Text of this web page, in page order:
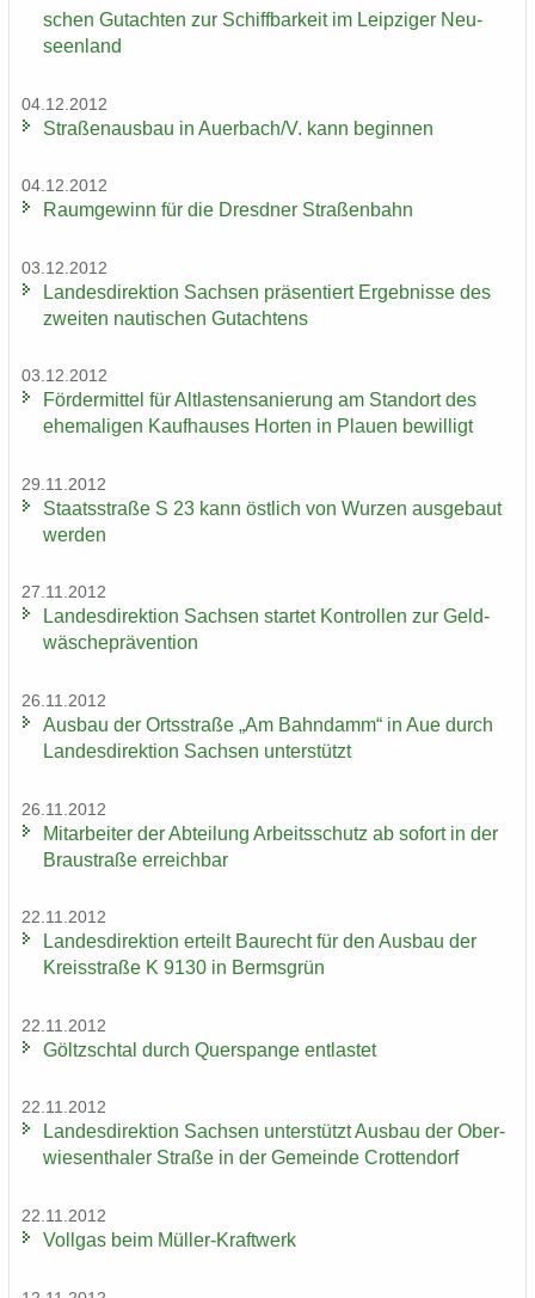
schen Gut­ach­ten zur Schiff­bar­keit im Leip­zi­ger Neu­
seen­land
04.12.2012
Stra­ßen­aus­bau in Au­er­bach/V. kann be­gin­nen
04.12.2012
Raum­ge­winn für die Dresd­ner Stra­ßen­bahn
03.12.2012
Lan­des­di­rek­ti­on Sach­sen prä­sen­tiert Er­geb­nis­se des
zwei­ten nau­ti­schen Gut­ach­tens
03.12.2012
För­der­mit­tel für Alt­las­ten­sa­nie­rung am Stand­ort des
ehe­ma­li­gen Kauf­hau­ses Hor­ten in Plau­en be­wil­ligt
29.11.2012
Staats­stra­ße S 23 kann öst­lich von Wur­zen aus­ge­baut
wer­den
27.11.2012
Lan­des­di­rek­ti­on Sach­sen star­tet Kon­trol­len zur Geld­
wä­sche­prä­ven­ti­on
26.11.2012
Aus­bau der Orts­stra­ße „Am Bahn­damm“ in Aue durch
Lan­des­di­rek­ti­on Sach­sen un­ter­stützt
26.11.2012
Mit­ar­bei­ter der Ab­tei­lung Ar­beits­schutz ab so­fort in der
Brau­stra­ße er­reich­bar
22.11.2012
Lan­des­di­rek­ti­on er­teilt Bau­recht für den Aus­bau der
Kreis­stra­ße K 9130 in Berms­grün
22.11.2012
Göltzsch­tal durch Quer­span­ge ent­las­tet
22.11.2012
Lan­des­di­rek­ti­on Sach­sen un­ter­stützt Aus­bau der Ober­
wie­sen­tha­ler Stra­ße in der Ge­mein­de Crot­ten­dorf
22.11.2012
Voll­gas beim Müller-​Kraftwerk